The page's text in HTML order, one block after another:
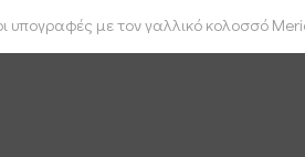
υπογραφές με τον γαλλικό κολοσσό
των εξωτερικών συνόρων μετά την